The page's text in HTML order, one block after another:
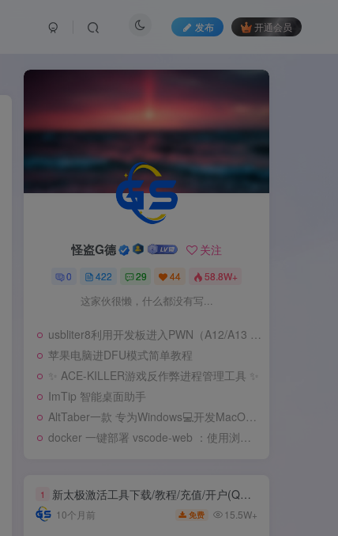
发布 开通会员
怪盗G德 关注
0 422 29 44 58.8W+
这家伙很懒，什么都没有写...
usbliter8利用开发板进入PWN（A12/A13 SecureROM 漏洞利用）
苹果电脑进DFU模式简单教程
✨ ACE-KILLER游戏反作弊进程管理工具 ✨
ImTip 智能桌面助手
AltTaber一款 专为Windows💻️开发MacOS 风格的窗口/应用切换器
docker 一键部署 vscode-web ：使用浏览器远程开发
1 新太极激活工具下载/教程/充值/开户(QQ交流群号749113977)
10个月前 免费 15.5W+